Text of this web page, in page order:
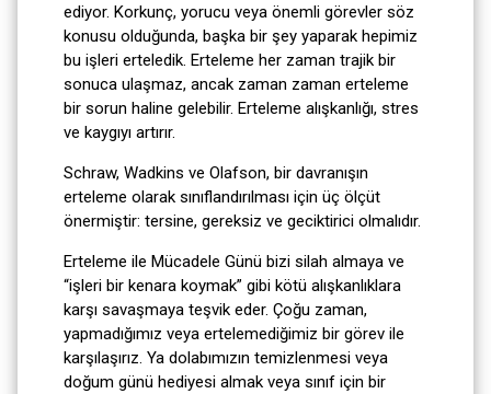
ediyor. Korkunç, yorucu veya önemli görevler söz
konusu olduğunda, başka bir şey yaparak hepimiz
bu işleri erteledik. Erteleme her zaman trajik bir
sonuca ulaşmaz, ancak zaman zaman erteleme
bir sorun haline gelebilir. Erteleme alışkanlığı, stres
ve kaygıyı artırır.
Schraw, Wadkins ve Olafson, bir davranışın
erteleme olarak sınıflandırılması için üç ölçüt
önermiştir: tersine, gereksiz ve geciktirici olmalıdır.
Erteleme ile Mücadele Günü bizi silah almaya ve
“işleri bir kenara koymak” gibi kötü alışkanlıklara
karşı savaşmaya teşvik eder. Çoğu zaman,
yapmadığımız veya ertelemediğimiz bir görev ile
karşılaşırız. Ya dolabımızın temizlenmesi veya
doğum günü hediyesi almak veya sınıf için bir